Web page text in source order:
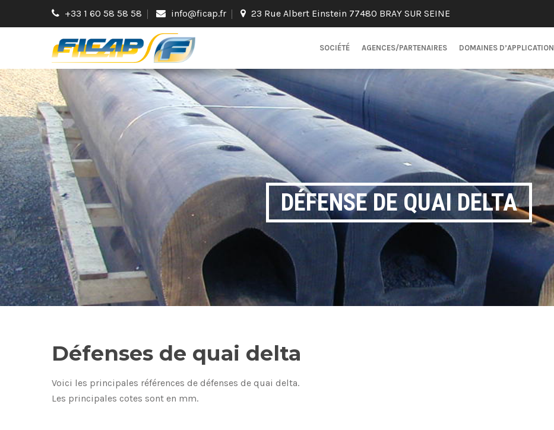
+33 1 60 58 58 58 info@ficap.fr 23 Rue Albert Einstein 77480 BRAY SUR SEINE
SOCIÉTÉ AGENCES/PARTENAIRES DOMAINES D’APPLICATION
DÉFENSE DE QUAI DELTA
Défenses de quai delta
Voici les principales références de défenses de quai delta.
Les principales cotes sont en mm.